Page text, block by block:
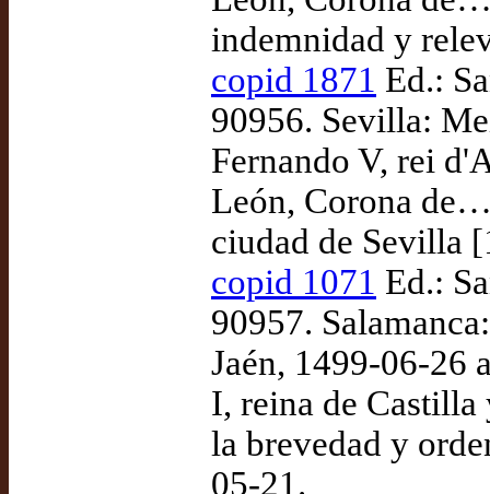
indemnidad y
copid 1871 Ed.:
90956. Sevilla:
Fernando V, rei
León, Corona de…
ciudad de Sevilla
copid 1071 Ed.:
90957.
Jaén, 1499-06-26
I, reina de
la brevedad y
05-21.